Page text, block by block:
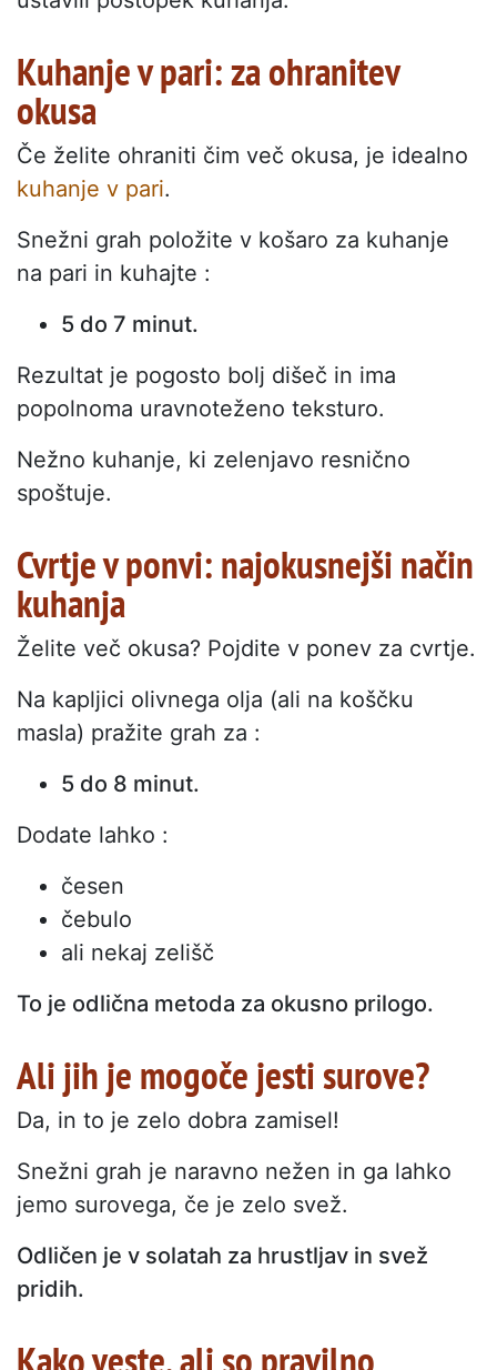
Kuhanje v pari: za ohranitev
okusa
Če želite ohraniti čim več okusa, je idealno
kuhanje v pari.
Snežni grah položite v košaro za kuhanje
na pari in kuhajte :
5 do 7 minut.
Rezultat je pogosto bolj dišeč in ima
popolnoma uravnoteženo teksturo.
Nežno kuhanje, ki zelenjavo resnično
spoštuje.
Cvrtje v ponvi: najokusnejši način
kuhanja
Želite več okusa? Pojdite v ponev za cvrtje.
Na kapljici olivnega olja (ali na koščku
masla) pražite grah za :
5 do 8 minut.
Dodate lahko :
česen
čebulo
ali nekaj zelišč
To je odlična metoda za okusno prilogo.
Ali jih je mogoče jesti surove?
Da, in to je zelo dobra zamisel!
Snežni grah je naravno nežen in ga lahko
jemo surovega, če je zelo svež.
Odličen je v solatah za hrustljav in svež
pridih.
Kako veste, ali so pravilno